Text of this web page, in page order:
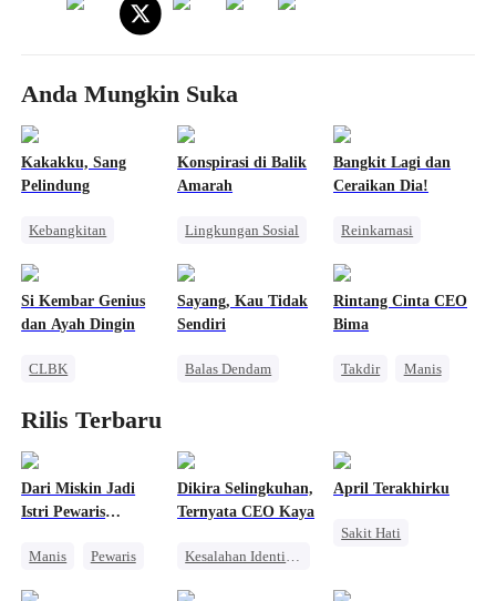
Anda Mungkin Suka
Kakakku, Sang
Pelindung
Kebangkitan
Konspirasi di Balik
Amarah
Lingkungan Sosial
Pahlawan Kembali
Bangkit Lagi dan
Ceraikan Dia!
Reinkarnasi
Balas Dendam
Si Kembar Genius
dan Ayah Dingin
CLBK
Teman Masa Kecil
Sayang, Kau Tidak
Sendiri
Balas Dendam
Rintang Cinta CEO
Bima
Takdir
Manis
Rilis Terbaru
Dari Miskin Jadi
Istri Pewaris
Manis
Pewaris
Dikira Selingkuhan,
Ternyata CEO Kaya
April Terakhirku
Sakit Hati
Mengejar Istri